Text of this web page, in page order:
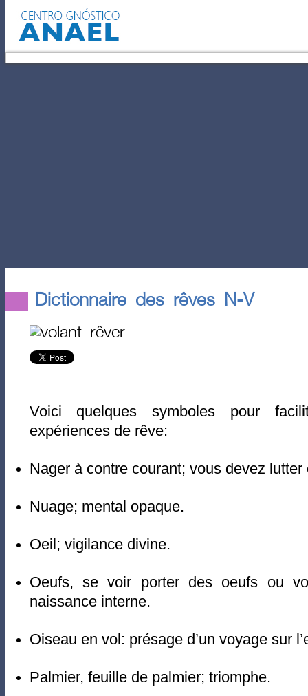
Dictionnaire des rêves N-V
Voici quelques symboles pour
expériences de rêve:
Nager à contre courant; vous devez
Nuage; mental opaque.
Oeil; vigilance divine.
Oeufs, se voir porter des oeufs ou
naissance interne.
Oiseau en vol: présage d’un voyage sur
Palmier, feuille de palmier; triomphe.